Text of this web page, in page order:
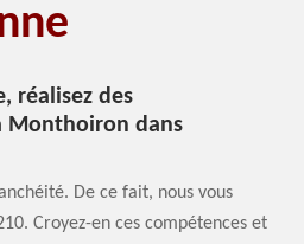
réalisez des
Monthoiron dans
De ce fait, nous vous
Croyez-en ces compétences et